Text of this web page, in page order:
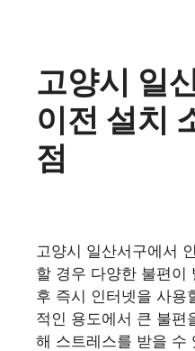
고양시 일
이전 설치
점
고양시 일산서구에서
할 경우 다양한 불편이
후 즉시 인터넷을 사용
적인 용도에서 큰 불편
해 스트레스를 받을 수